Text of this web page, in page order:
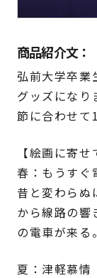
商品紹介文：
弘前大学卒業
グッズになり
節に合わせて
【絵画に寄
春：もうすぐ
昔と変わら
から線路の響
の電車が来る。
夏：津軽慕